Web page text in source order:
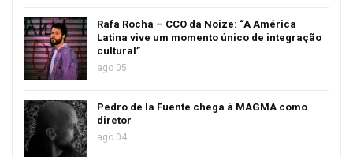
Rafa Rocha – CCO da Noize: “A América
Latina vive um momento único de integração
cultural”
ago 05
Pedro de la Fuente chega à MAGMA como
diretor
ago 04